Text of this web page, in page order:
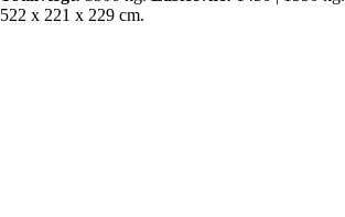
522 x 221 x 229 cm.